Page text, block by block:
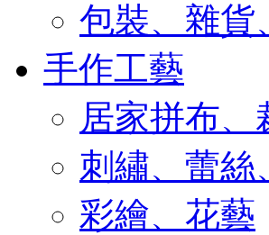
包裝、雜貨
手作工藝
居家拼布、
刺繡、蕾絲
彩繪、花藝